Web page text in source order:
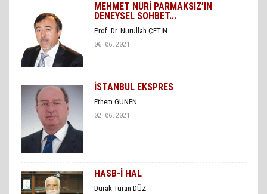
MEHMET NURİ PARMAKSIZ’IN
DENEYSEL SOHBET...
Prof. Dr. Nurullah ÇETİN
06.06.2021
İSTANBUL EKSPRES
Ethem GÜNEN
02.06.2021
HASB-İ HAL
Durak Turan DÜZ